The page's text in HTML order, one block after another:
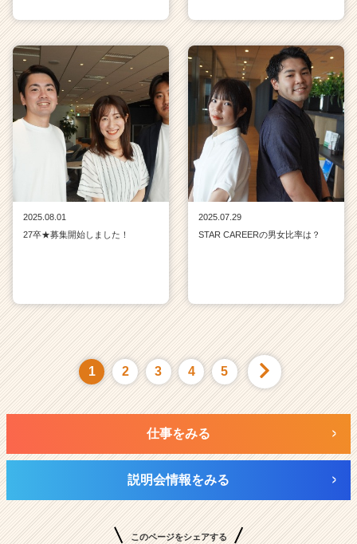
2025.08.01
27卒★募集開始しました！
2025.07.29
STAR CAREERの男女比率は？
1 2 3 4 5
仕事をみる
説明会情報をみる
このページをシェアする